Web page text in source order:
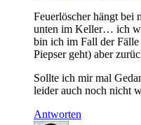
Feuerlöscher hängt bei
unten im Keller… ich
bin ich im Fall der
Piepser geht) aber
Sollte ich mir mal
leider auch noch nicht
Antworten